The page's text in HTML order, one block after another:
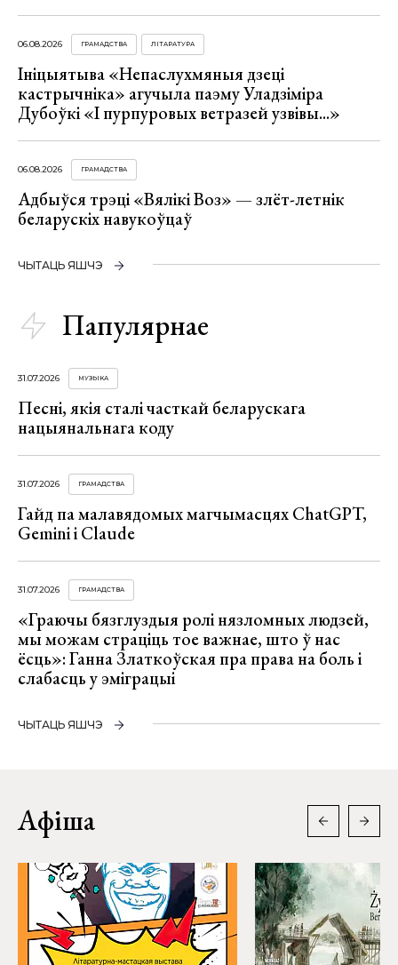
06.08.2026 ГРАМАДСТВА ЛІТАРАТУРА
Ініцыятыва «Непаслухмяныя дзеці
кастрычніка» агучыла паэму Уладзіміра
Дубоўкі «І пурпуровых ветразей узвівы...»
06.08.2026 ГРАМАДСТВА
Адбыўся трэці «Вялікі Воз» — злёт-летнік
беларускіх навукоўцаў
ЧЫТАЦЬ ЯШЧЭ
Папулярнае
31.07.2026 МУЗЫКА
Песні, якія сталі часткай беларускага
нацыянальнага коду
31.07.2026 ГРАМАДСТВА
Гайд па малавядомых магчымасцях ChatGPT,
Gemini і Claude
31.07.2026 ГРАМАДСТВА
«Граючы бязглуздыя ролі нязломных людзей,
мы можам страціць тое важнае, што ў нас
ёсць»: Ганна Златкоўская пра права на боль і
слабасць у эміграцыі
ЧЫТАЦЬ ЯШЧЭ
Афіша